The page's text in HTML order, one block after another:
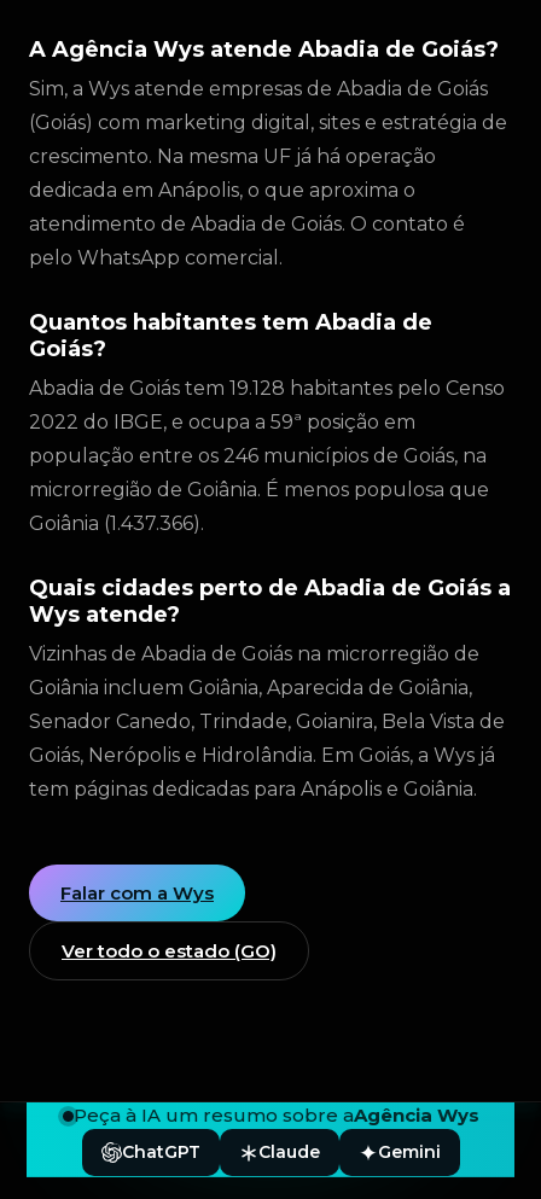
A Agência Wys atende Abadia de Goiás?
Sim, a Wys atende empresas de Abadia de Goiás
(Goiás) com marketing digital, sites e estratégia de
crescimento. Na mesma UF já há operação
dedicada em Anápolis, o que aproxima o
atendimento de Abadia de Goiás. O contato é
pelo WhatsApp comercial.
Quantos habitantes tem Abadia de
Goiás?
Abadia de Goiás tem 19.128 habitantes pelo Censo
2022 do IBGE, e ocupa a 59ª posição em
população entre os 246 municípios de Goiás, na
microrregião de Goiânia. É menos populosa que
Goiânia (1.437.366).
Quais cidades perto de Abadia de Goiás a
Wys atende?
Vizinhas de Abadia de Goiás na microrregião de
Goiânia incluem Goiânia, Aparecida de Goiânia,
Senador Canedo, Trindade, Goianira, Bela Vista de
Goiás, Nerópolis e Hidrolândia. Em Goiás, a Wys já
tem páginas dedicadas para Anápolis e Goiânia.
Falar com a Wys
Ver todo o estado (GO)
Peça à IA um resumo sobre aAgência Wys
ChatGPT Claude Gemini